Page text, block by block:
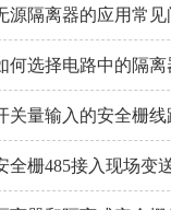
源隔离器的应用常见
何选择电路中的隔离
关量输入的安全栅
全栅485接入现场变